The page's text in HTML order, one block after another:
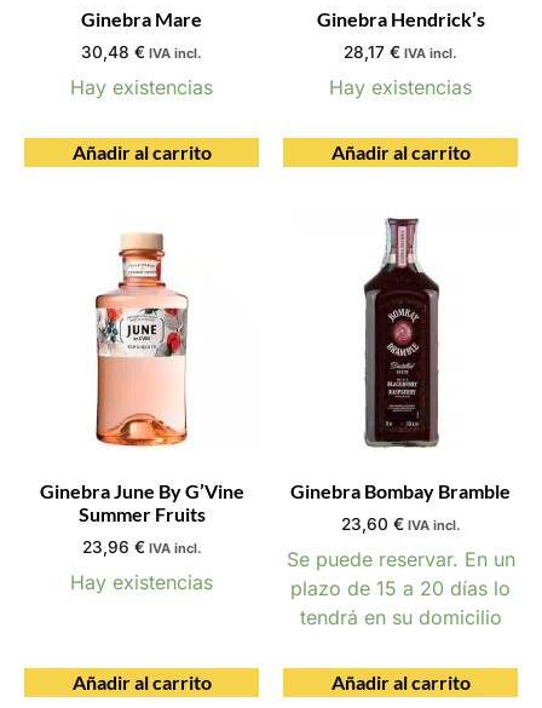
Ginebra Mare
30,48 € IVA incl.
Hay existencias
Añadir al carrito
Ginebra Hendrick’s
28,17 € IVA incl.
Hay existencias
Añadir al carrito
Ginebra June By G’Vine
Summer Fruits
23,96 € IVA incl.
Hay existencias
Añadir al carrito
Ginebra Bombay Bramble
23,60 € IVA incl.
Se puede reservar. En un
plazo de 15 a 20 días lo
tendrá en su domicilio
Añadir al carrito